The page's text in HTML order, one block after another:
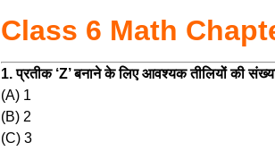
Class 6 Math
1. प्रतीक ‘Z’ बनाने के लिए आवश्यक तीलियों की
(A) 1
(B) 2
(C) 3